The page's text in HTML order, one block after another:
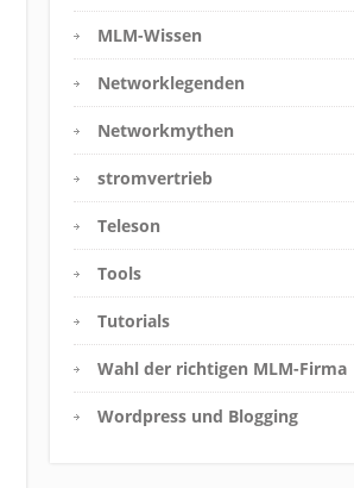
MLM-Wissen
Networklegenden
Networkmythen
stromvertrieb
Teleson
Tools
Tutorials
Wahl der richtigen MLM-Firma
Wordpress und Blogging